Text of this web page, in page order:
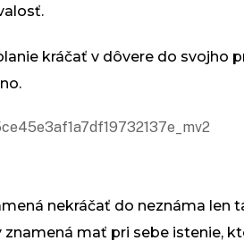
kráčať v dôvere do svojho
nekráčať do neznáma len
mať pri sebe istenie,